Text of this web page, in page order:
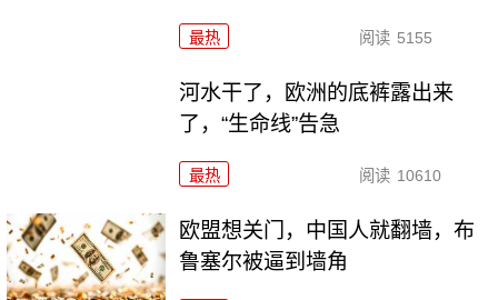
最热 阅读 5155
河水干了，欧洲的底裤露出来
了，“生命线”告急
最热 阅读 10610
欧盟想关门，中国人就翻墙，布
鲁塞尔被逼到墙角